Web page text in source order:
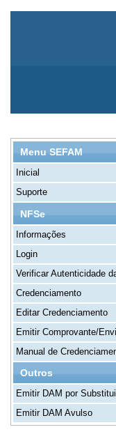
Menu SEFAM
Inicial
Suporte
NFSe
Informações
Login
Verificar Autenticidade
Credenciamento
Editar Credenciamento
Emitir Comprovante/
Manual de
Outros
Emitir DAM por
Emitir DAM Avulso